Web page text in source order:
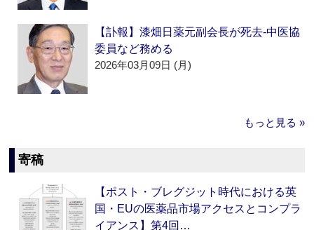
【訃報】漆畑日薬元副会長が死去‐中医協
委員など務める
2026年03月09日 (月)
もっと見る »
寄稿
【ポスト・ブレグジット時代における英
国・EUの医薬品市場アクセスとコンプラ
イアンス】第4回…